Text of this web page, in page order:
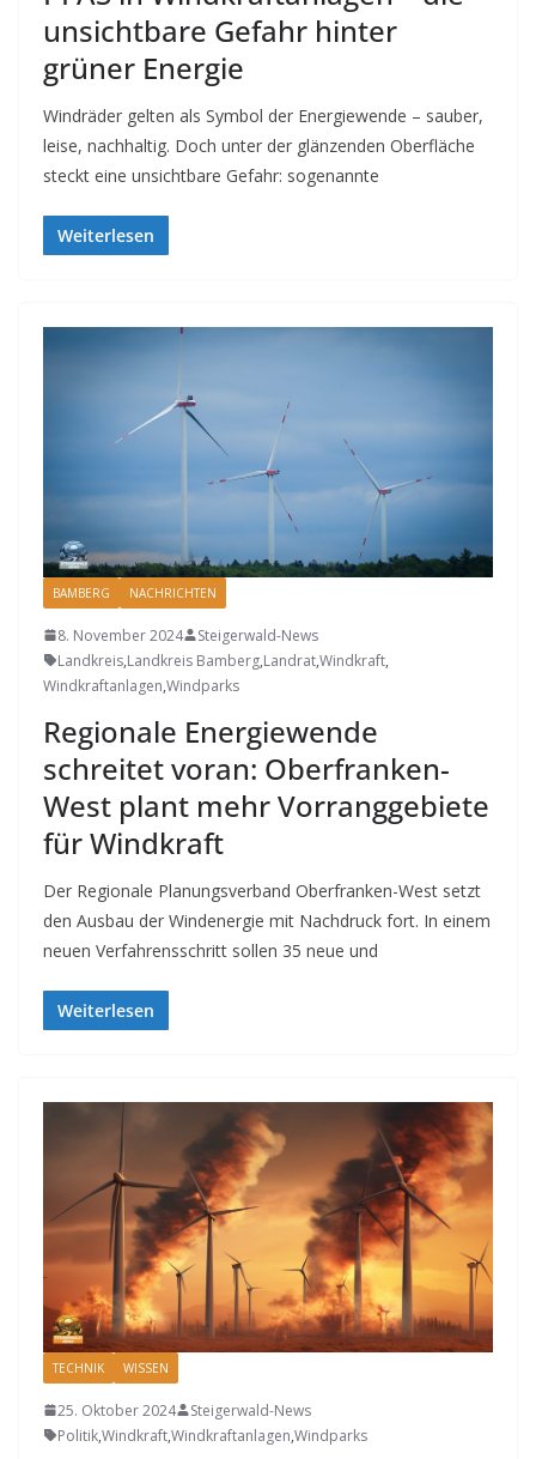
unsichtbare Gefahr hinter
grüner Energie
Windräder gelten als Symbol der Energiewende – sauber,
leise, nachhaltig. Doch unter der glänzenden Oberfläche
steckt eine unsichtbare Gefahr: sogenannte
Weiterlesen
BAMBERG NACHRICHTEN
8. November 2024
Steigerwald-News
Landkreis,Landkreis Bamberg,Landrat,Windkraft,
Windkraftanlagen,Windparks
Regionale Energiewende
schreitet voran: Oberfranken-
West plant mehr Vorranggebiete
für Windkraft
Der Regionale Planungsverband Oberfranken-West setzt
den Ausbau der Windenergie mit Nachdruck fort. In einem
neuen Verfahrensschritt sollen 35 neue und
Weiterlesen
TECHNIK WISSEN
25. Oktober 2024
Steigerwald-News
Politik,Windkraft,Windkraftanlagen,Windparks